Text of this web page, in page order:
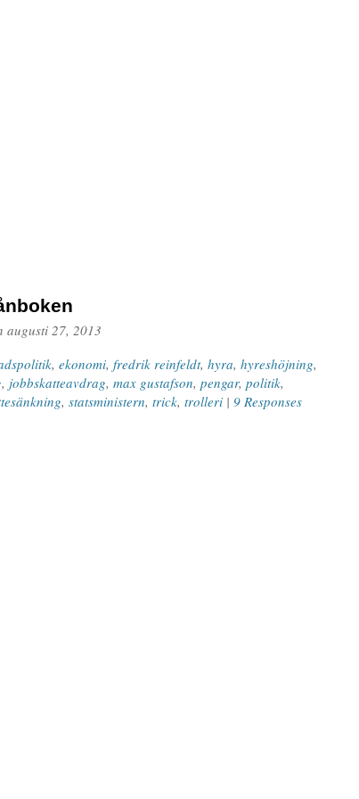
augusti 27, 2013
, ekonomi, fredrik reinfeldt, hyra, hyreshöjning,
, jobbskatteavdrag, max gustafson, pengar, politik,
, statsministern, trick, trolleri | 9 Responses